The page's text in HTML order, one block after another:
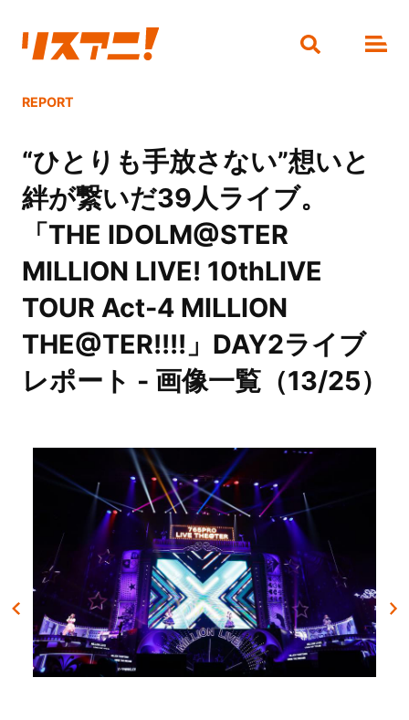
REPORT
“ひとりも手放さない”想いと
絆が繋いだ39人ライブ。
「THE IDOLM@STER
MILLION LIVE! 10thLIVE
TOUR Act-4 MILLION
THE@TER!!!!」DAY2ライブ
レポート - 画像一覧（13/25）